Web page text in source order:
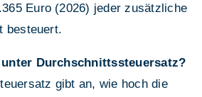
Euro (2026) jeder zusätzliche
besteuert.
Durchschnittssteuersatz?
gibt an, wie hoch die